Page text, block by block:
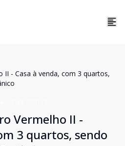
II - Casa à venda, com 3 quartos,
Vermelho II -
3 quartos, sendo